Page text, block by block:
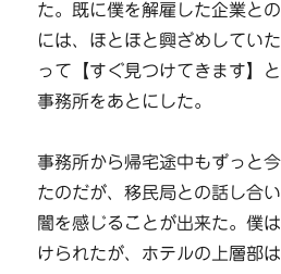
た。既に僕を解雇した企業と
には、ほとほと興ざめしてい
って【すぐ見つけてきます】
事務所をあとにした。
事務所から帰宅途中もずっと
たのだが、移民局との話し合
闇を感じることが出来た。僕
けられたが、ホテルの上層部